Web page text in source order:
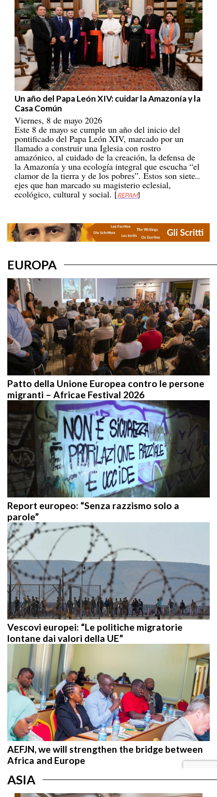
Un año del Papa León XIV: cuidar la Amazonía y la
Casa Común
Viernes, 8 de mayo 2026
Este 8 de mayo se cumple un año del inicio del
pontificado del Papa León XIV, marcado por un
llamado a construir una Iglesia con rostro
amazónico, al cuidado de la creación, la defensa de
la Amazonía y una ecología integral que escucha “el
clamor de la tierra y de los pobres”. Estos son siete
ejes que han marcado su magisterio eclesial,
ecológico, cultural y social. [REPAM]
Patto della Unione Europea contro le persone
migranti – Africae Festival 2026
Report europeo: “Senza razzismo solo a
parole”
Vescovi europei: “Le politiche migratorie
lontane dai valori della UE”
AEFJN, we will strengthen the bridge between
Africa and Europe